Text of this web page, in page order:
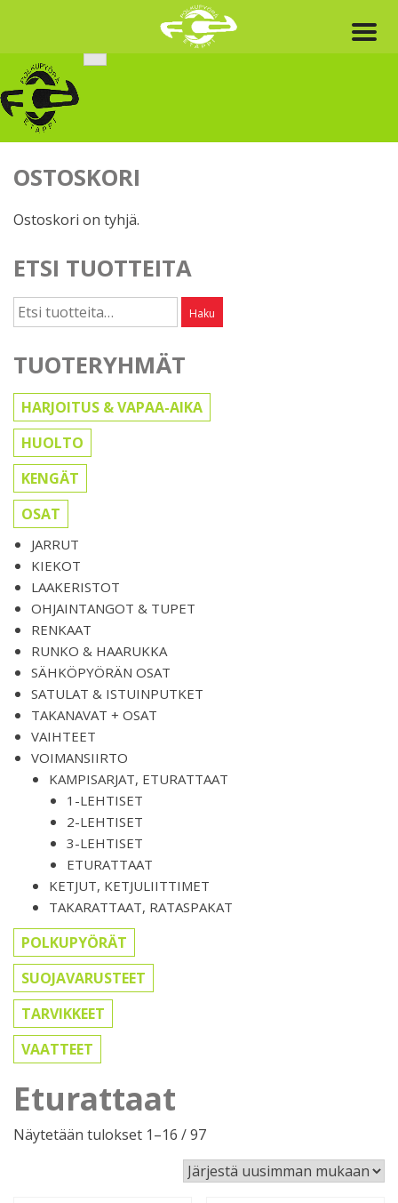
content
OSTOSKORI
Ostoskori on tyhjä.
ETSI TUOTTEITA
Etsi: Haku
TUOTERYHMÄT
HARJOITUS & VAPAA-AIKA
HUOLTO
KENGÄT
OSAT
JARRUT
KIEKOT
LAAKERISTOT
OHJAINTANGOT & TUPET
RENKAAT
RUNKO & HAARUKKA
SÄHKÖPYÖRÄN OSAT
SATULAT & ISTUINPUTKET
TAKANAVAT + OSAT
VAIHTEET
VOIMANSIIRTO
KAMPISARJAT, ETURATTAAT
1-LEHTISET
2-LEHTISET
3-LEHTISET
ETURATTAAT
KETJUT, KETJULIITTIMET
TAKARATTAAT, RATASPAKAT
POLKUPYÖRÄT
SUOJAVARUSTEET
TARVIKKEET
VAATTEET
Eturattaat
Näytetään tulokset 1–16 / 97Sorted
by
latest